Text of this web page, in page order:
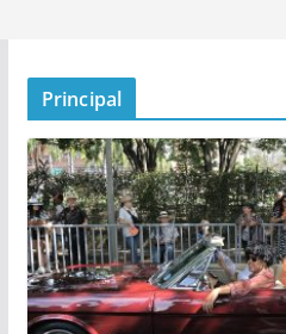
Principal